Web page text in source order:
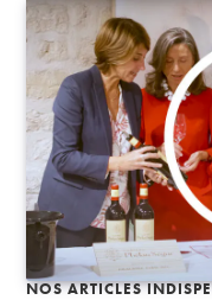
NOS ARTICLES